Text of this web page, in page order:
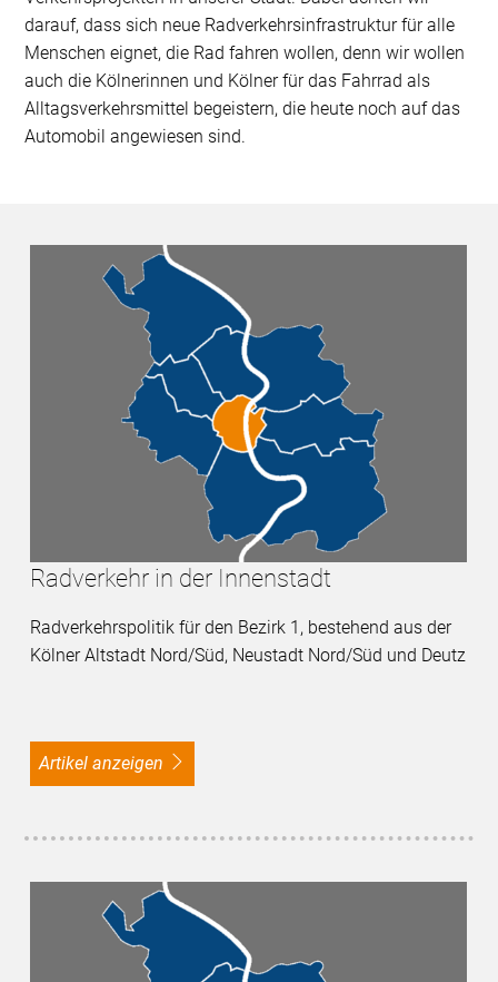
darauf, dass sich neue Radverkehrsinfrastruktur für alle
Menschen eignet, die Rad fahren wollen, denn wir wollen
auch die Kölnerinnen und Kölner für das Fahrrad als
Alltagsverkehrsmittel begeistern, die heute noch auf das
Automobil angewiesen sind.
Radverkehr in der Innenstadt
Radverkehrspolitik für den Bezirk 1, bestehend aus der
Kölner Altstadt Nord/Süd, Neustadt Nord/Süd und Deutz
Artikel anzeigen